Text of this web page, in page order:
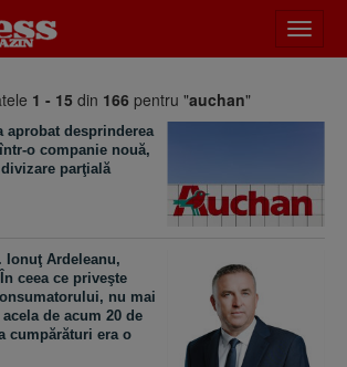
meniu
1 - 15 din 166 pentru "auchan"
aprobat desprinderea
o companie nouă,
parţială
Ionuţ Ardeleanu,
ceea ce priveşte
nu mai
de acum 20 de
cumpărături era o